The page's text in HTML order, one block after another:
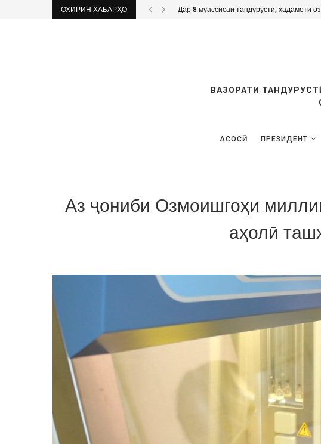
ОХИРИН ХАБАРҲО Дар 8 муассисаи тандурустӣ, хадамоти
ВАЗОРАТИ
АСОСӢ ПРЕЗИДЕНТ
Аз ҷониби Озмоишгоҳи
аҳолӣ